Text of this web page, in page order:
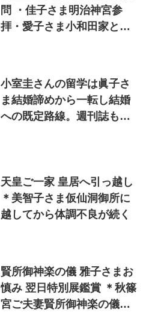
問 ・佳子さま明治神宮参
拝・愛子さま小和田家と夕
小室圭さんの留学は眞子さ
ま結婚諦めから一転し結婚
への既定路線。週刊誌も右
天皇ご一家 皇居へ引っ越し
＊美智子さま仮仙洞御所に
越してから体調不良が続く
賢所御神楽の儀 雅子さまお
慎み 翌日特別展鑑賞 ＊秋篠
宮ご夫妻賢所御神楽の儀、